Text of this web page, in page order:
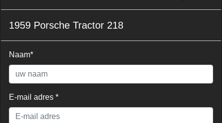
1959 Porsche Tractor 218
Naam*
E-mail adres *